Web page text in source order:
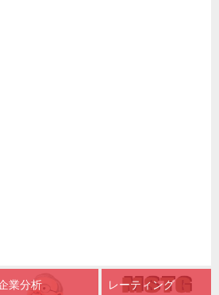
業分析 レーティング